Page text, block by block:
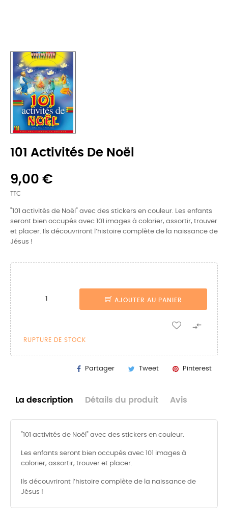
101 Activités De Noël
9,00 €
TTC
"101 activités de Noël" avec des stickers en couleur. Les enfants
seront bien occupés avec 101 images à colorier, assortir, trouver
et placer. Ils découvriront l’histoire complète de la naissance de
Jésus !
AJOUTER AU PANIER

RUPTURE DE STOCK
Partager Tweet Pinterest
La description Détails du produit Avis
"101 activités de Noël" avec des stickers en couleur.
Les enfants seront bien occupés avec 101 images à
colorier, assortir, trouver et placer.
Ils découvriront l’histoire complète de la naissance de
Jésus !